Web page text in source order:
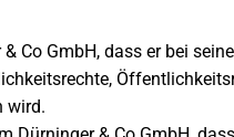
Co GmbH, dass er bei
wird.